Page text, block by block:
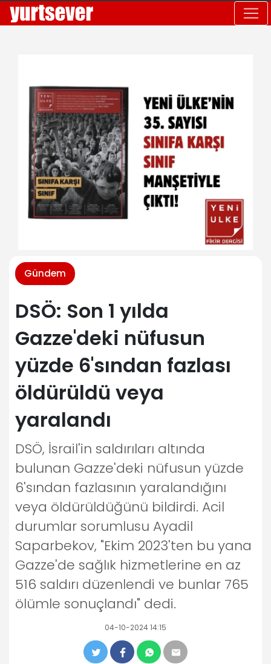
Gündem
DSÖ: Son 1 yılda
Gazze'deki nüfusun
yüzde 6'sından fazlası
öldürüldü veya
yaralandı
DSÖ, İsrail'in saldırıları altında
bulunan Gazze'deki nüfusun yüzde
6'sından fazlasının yaralandığını
veya öldürüldüğünü bildirdi. Acil
durumlar sorumlusu Ayadil
Saparbekov, "Ekim 2023'ten bu yana
Gazze'de sağlık hizmetlerine en az
516 saldırı düzenlendi ve bunlar 765
ölümle sonuçlandı" dedi.
04-10-2024 14:15